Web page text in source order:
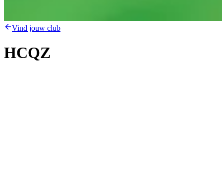
Vind jouw club
HCQZ